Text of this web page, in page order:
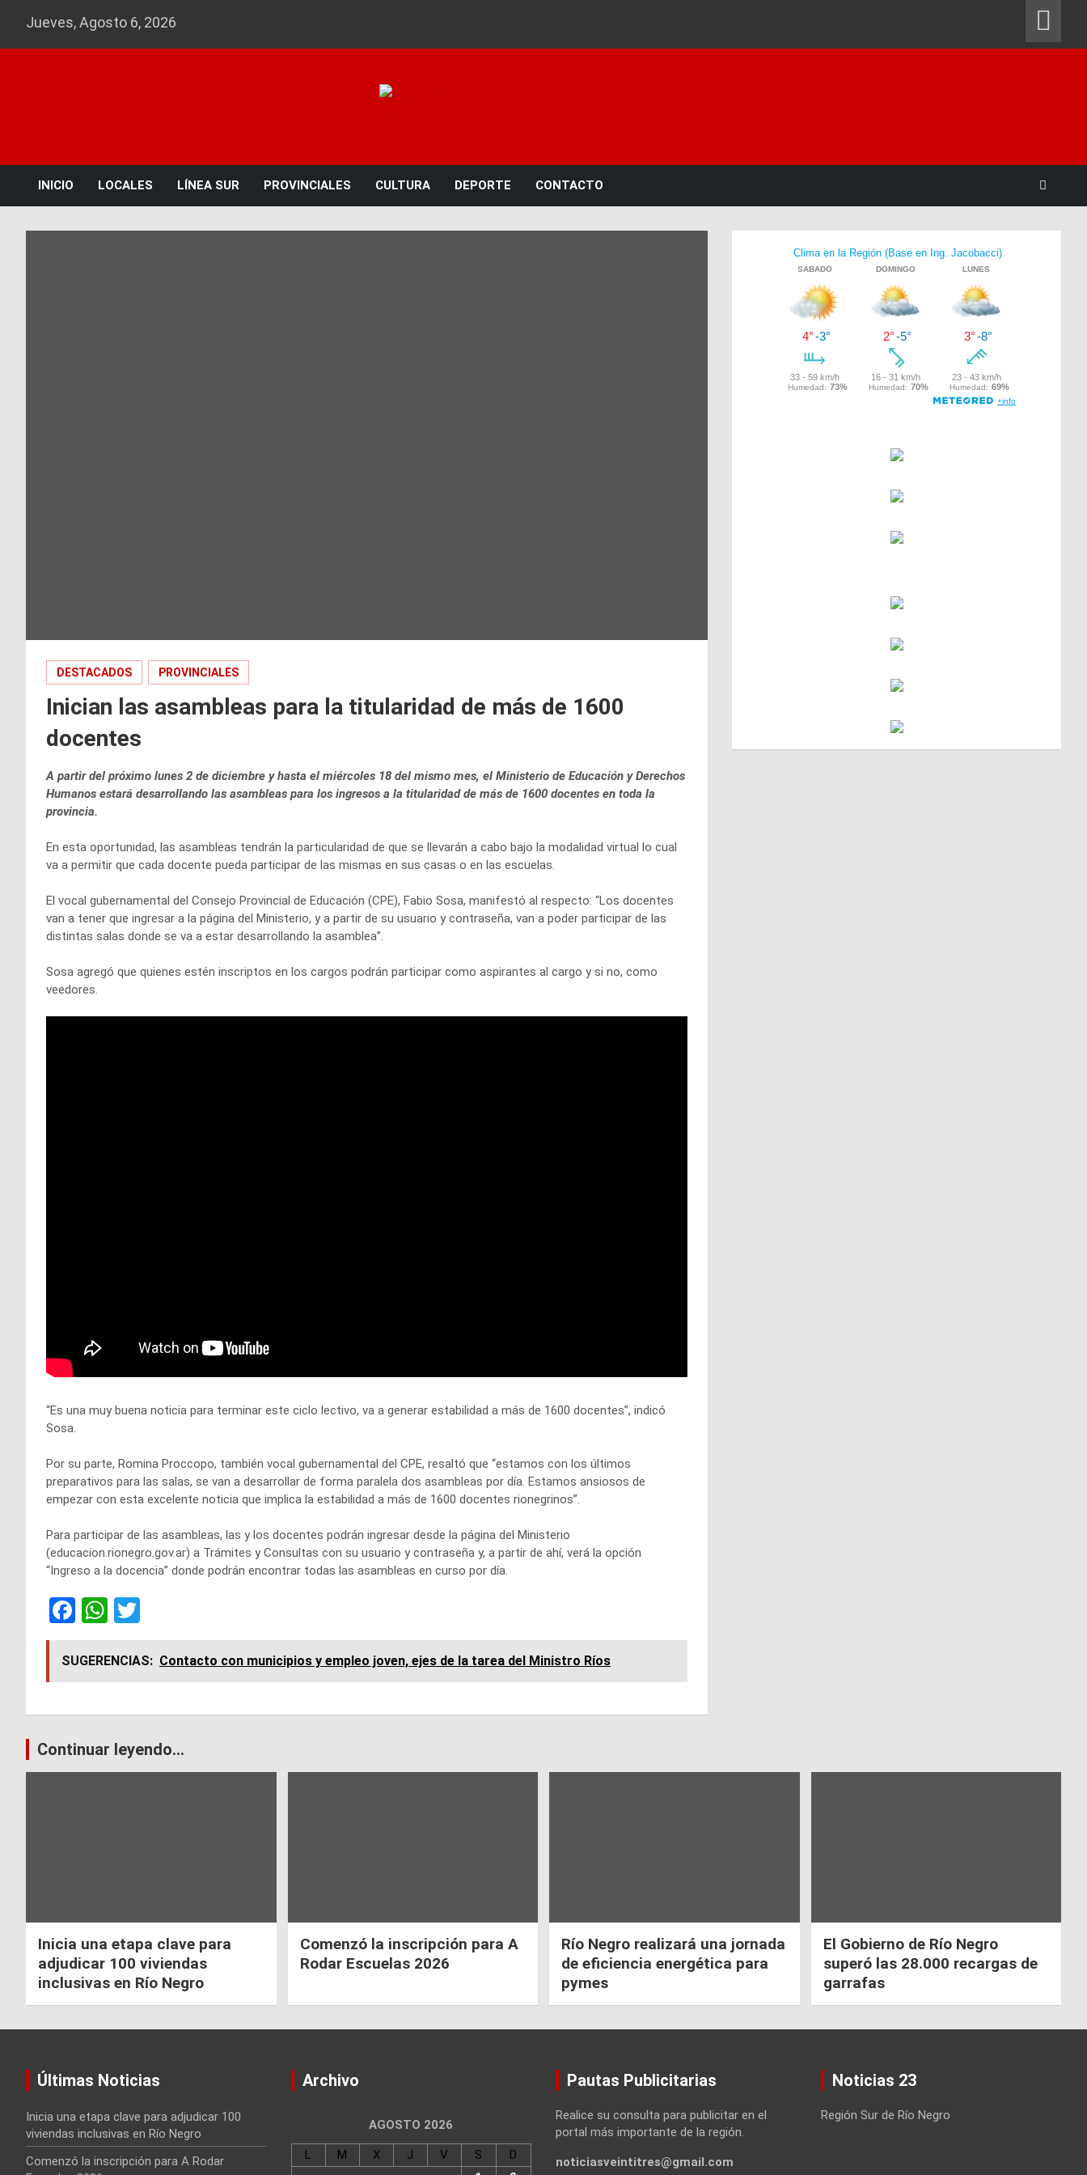
Jueves, Agosto 6, 2026
INICIO LOCALES LÍNEA SUR PROVINCIALES CULTURA DEPORTE CONTACTO
DESTACADOS PROVINCIALES
Inician las asambleas para la titularidad de más de 1600
docentes
A partir del próximo lunes 2 de diciembre y hasta el miércoles 18 del mismo mes, el Ministerio de Educación y Derechos
Humanos estará desarrollando las asambleas para los ingresos a la titularidad de más de 1600 docentes en toda la
provincia.
En esta oportunidad, las asambleas tendrán la particularidad de que se llevarán a cabo bajo la modalidad virtual lo cual
va a permitir que cada docente pueda participar de las mismas en sus casas o en las escuelas.
El vocal gubernamental del Consejo Provincial de Educación (CPE), Fabio Sosa, manifestó al respecto: “Los docentes
van a tener que ingresar a la página del Ministerio, y a partir de su usuario y contraseña, van a poder participar de las
distintas salas donde se va a estar desarrollando la asamblea”.
Sosa agregó que quienes estén inscriptos en los cargos podrán participar como aspirantes al cargo y si no, como
veedores.
“Es una muy buena noticia para terminar este ciclo lectivo, va a generar estabilidad a más de 1600 docentes”, indicó
Sosa.
Por su parte, Romina Proccopo, también vocal gubernamental del CPE, resaltó que “estamos con los últimos
preparativos para las salas, se van a desarrollar de forma paralela dos asambleas por día. Estamos ansiosos de
empezar con esta excelente noticia que implica la estabilidad a más de 1600 docentes rionegrinos”.
Para participar de las asambleas, las y los docentes podrán ingresar desde la página del Ministerio
(educacion.rionegro.gov.ar) a Trámites y Consultas con su usuario y contraseña y, a partir de ahí, verá la opción
“Ingreso a la docencia” donde podrán encontrar todas las asambleas en curso por día.
F
a
ce
b
o
o
k
W
h
at
s
A
p
p
wi
tt
er
SUGERENCIAS: Contacto con municipios y empleo joven, ejes de la tarea del Ministro Ríos
Navegación
Continuar leyendo...
Inicia una etapa clave para
adjudicar 100 viviendas
inclusivas en Río Negro
Comenzó la inscripción para A
Rodar Escuelas 2026
Río Negro realizará una jornada
de eficiencia energética para
pymes
El Gobierno de Río Negro
superó las 28.000 recargas de
garrafas
Últimas Noticias
Inicia una etapa clave para adjudicar 100
viviendas inclusivas en Río Negro
Comenzó la inscripción para A Rodar
Archivo
AGOSTO 2026
L M X J V S
D
Pautas Publicitarias
Realice su consulta para publicitar en el
portal más importante de la región.
noticiasveintitres@gmail.com
Noticias 23
Región Sur de Río Negro